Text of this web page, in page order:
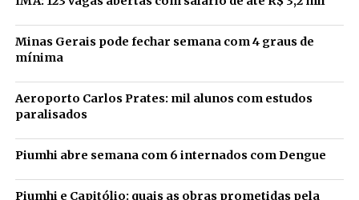
Minas Gerais pode fechar semana com 4 graus de
mínima
Aeroporto Carlos Prates: mil alunos com estudos
paralisados
Piumhi abre semana com 6 internados com Dengue
Piumhi e Capitólio: quais as obras prometidas pela